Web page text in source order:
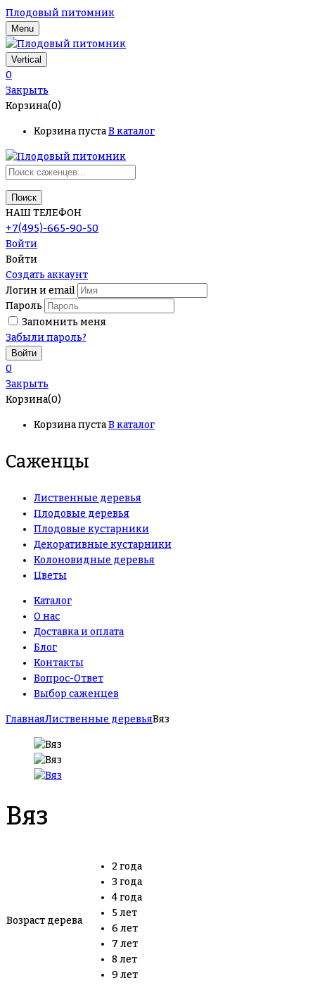
Плодовый питомник
Menu
Vertical
0
Закрыть
Корзина(0)
Корзина пустаВ каталог
Поиск
НАШ ТЕЛЕФОН
+7(495)-665-90-50
Войти
Войти
Создать аккаунт
Логин и email
Пароль
Запомнить меня
Забыли пароль?
0
Закрыть
Корзина(0)
Корзина пустаВ каталог
Саженцы
Лиственные деревья
Плодовые деревья
Плодовые кустарники
Декоративные кустарники
Колоновидные деревья
Цветы
Каталог
О нас
Доставка и оплата
Блог
Контакты
Вопрос-Ответ
Выбор саженцев
ГлавнаяЛиственные деревьяВяз
Вяз
Возраст дерева
2 года
3 года
4 года
5 лет
6 лет
7 лет
8 лет
9 лет